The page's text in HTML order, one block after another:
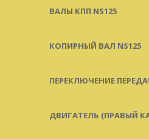
ВАЛЫ КПП NS125
КОПИРНЫЙ ВАЛ NS125
ПЕРЕКЛЮЧЕНИЕ
ДВИГАТЕЛЬ (ПРАВЫЙ